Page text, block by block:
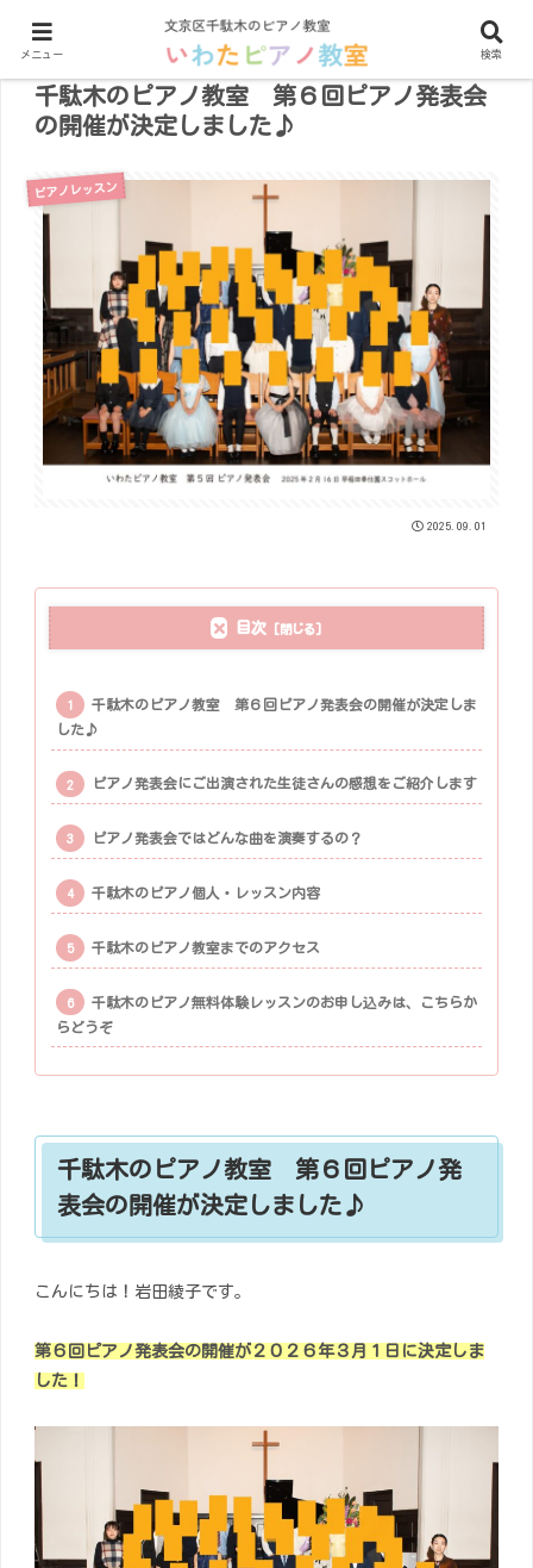
千駄木のピアノ教室 第６回ピアノ発表会
の開催が決定しました♪
ピアノレッスン
2025.09.01
目次
千駄木のピアノ教室 第６回ピアノ発表会の開催が決定しま
した♪
ピアノ発表会にご出演された生徒さんの感想をご紹介します
ピアノ発表会ではどんな曲を演奏するの？
千駄木のピアノ個人・レッスン内容
千駄木のピアノ教室までのアクセス
千駄木のピアノ無料体験レッスンのお申し込みは、こちらか
らどうぞ
千駄木のピアノ教室 第６回ピアノ発
表会の開催が決定しました♪
こんにちは！岩田綾子です。
第６回ピアノ発表会の開催が２０２６年３月１日に決定しま
した！
メニュー 検索